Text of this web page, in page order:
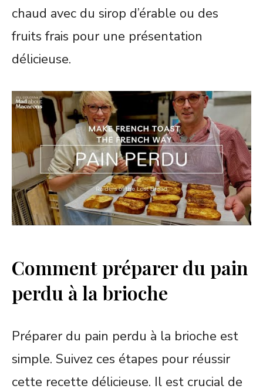
chaud avec du sirop d’érable ou des
fruits frais pour une présentation
délicieuse.
Comment préparer du pain
perdu à la brioche
Préparer du pain perdu à la brioche est
simple. Suivez ces étapes pour réussir
cette recette délicieuse. Il est crucial de